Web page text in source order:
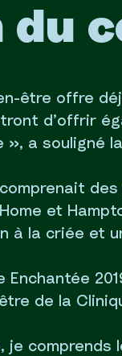
du
être offre
d’offrir
a souligné
et
à la criée et
de la
je